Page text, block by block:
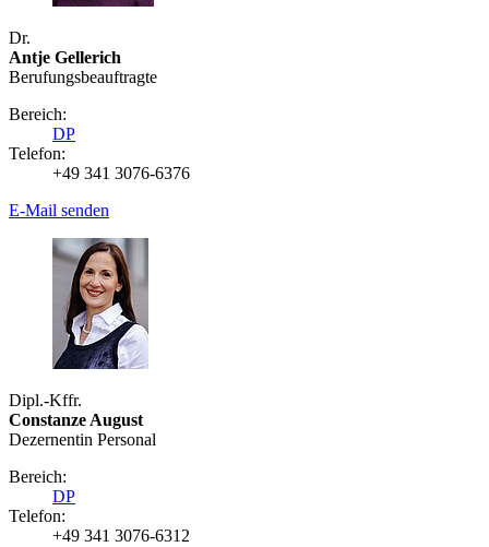
Dr.
Antje Gellerich
Berufungsbeauftragte
Bereich:
DP
Telefon:
+49 341 3076-6376
E-Mail senden
Dipl.-Kffr.
Constanze August
Dezernentin Personal
Bereich:
DP
Telefon:
+49 341 3076-6312